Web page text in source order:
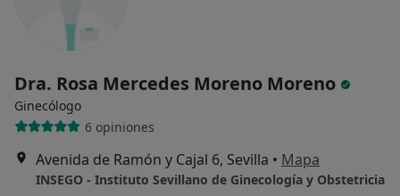
Dra. Rosa Mercedes Moreno Moreno
Ginecólogo
6 opiniones
Avenida de Ramón y Cajal 6, Sevilla • Mapa
INSEGO - Instituto Sevillano de Ginecología y Obstetricia